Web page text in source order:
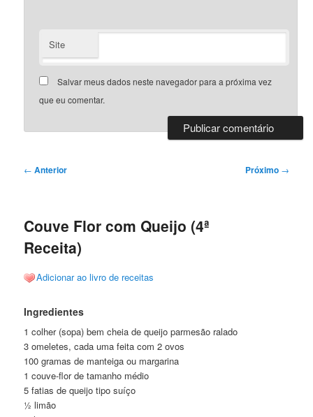
Site
Salvar meus dados neste navegador para a próxima vez
que eu comentar.
Navegação
← Anterior Próximo →
Couve Flor com Queijo (4ª
Receita)
Adicionar ao livro de receitas
Ingredientes
1 colher (sopa) bem cheia de queijo parmesão ralado
3 omeletes, cada uma feita com 2 ovos
100 gramas de manteiga ou margarina
1 couve-flor de tamanho médio
5 fatias de queijo tipo suíço
½ limão